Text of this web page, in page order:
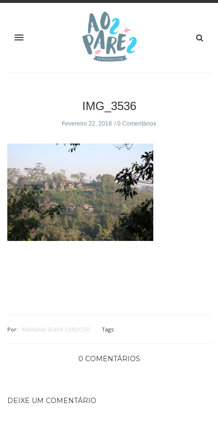
IMG_3536
Fevereiro 22, 2018 0 Comentários
Por: MARIANA SEARA CARDOSO Tags:
0 COMENTÁRIOS
DEIXE UM COMENTÁRIO